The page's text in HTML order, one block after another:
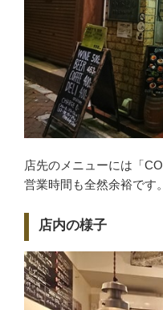
店先のメニューには「
営業時間も全然余裕です。
店内の様子